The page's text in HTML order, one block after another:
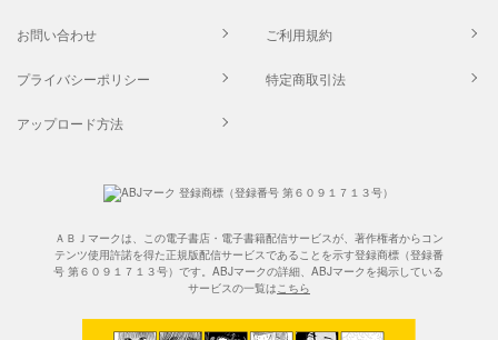
お問い合わせ ご利用規約
プライバシーポリシー 特定商取引法
アップロード方法
ＡＢＪマークは、この電子書店・電子書籍配信サービスが、著作権者からコン
テンツ使用許諾を得た正規版配信サービスであることを示す登録商標（登録番
号 第６０９１７１３号）です。ABJマークの詳細、ABJマークを掲示している
サービスの一覧はこちら